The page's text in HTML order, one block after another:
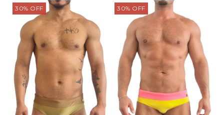
30% OFF 30% OFF